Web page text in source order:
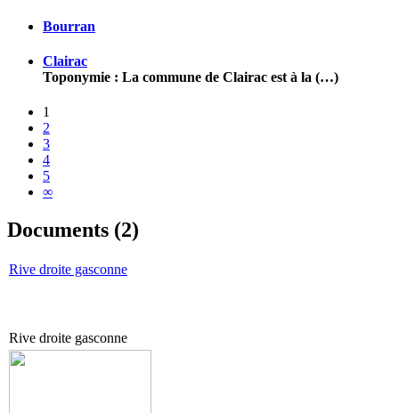
Bourran
Clairac
Toponymie : La commune de Clairac est à la (…)
1
2
3
4
5
∞
Documents (2)
Rive droite gasconne
Rive droite gasconne